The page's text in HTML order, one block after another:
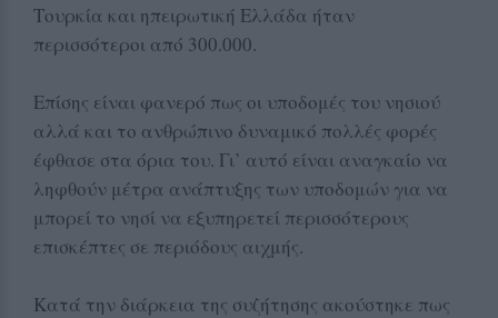
Τουρκία και ηπειρωτική Ελλάδα ήταν
περισσότεροι από 300.000.
Επίσης είναι φανερό πως οι υποδομές του νησιού
αλλά και το ανθρώπινο δυναμικό πολλές φορές
έφθασε στα όρια του. Γι’ αυτό είναι αναγκαίο να
ληφθούν μέτρα ανάπτυξης των υποδομών για να
μπορεί το νησί να εξυπηρετεί περισσότερους
επισκέπτες σε περιόδους αιχμής.
Κατά την διάρκεια της συζήτησης ακούστηκε πως